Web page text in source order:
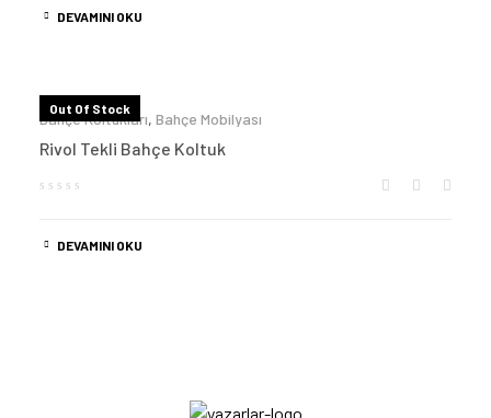
DEVAMINI OKU
Out Of Stock
Bahçe Koltukları, Bahçe Mobilyası
Rivol Tekli Bahçe Koltuk
DEVAMINI OKU